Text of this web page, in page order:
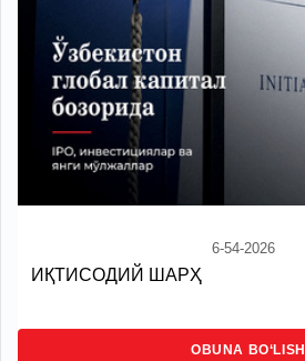
6-54-2026
ИҚТИСОДИЙ ШАРҲ
OBUNA BO‘LISH